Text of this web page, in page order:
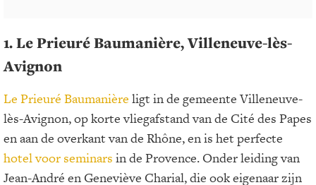
1. Le Prieuré Baumanière, Villeneuve-lès-
Avignon
Le Prieuré Baumanière ligt in de gemeente Villeneuve-
lès-Avignon, op korte vliegafstand van de Cité des Papes
en aan de overkant van de Rhône, en is het perfecte
hotel voor seminars in de Provence. Onder leiding van
Jean-André en Geneviève Charial, die ook eigenaar zijn